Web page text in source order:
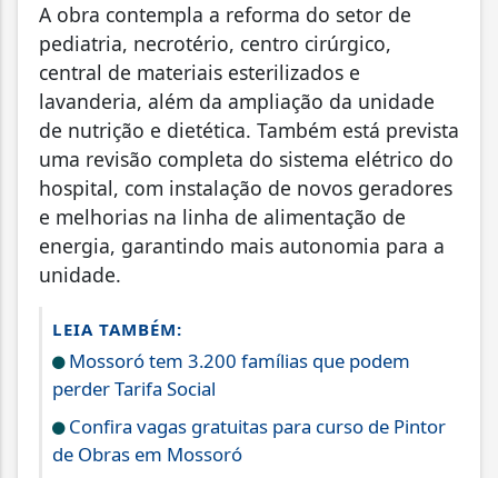
A obra contempla a reforma do setor de
pediatria, necrotério, centro cirúrgico,
central de materiais esterilizados e
lavanderia, além da ampliação da unidade
de nutrição e dietética. Também está prevista
uma revisão completa do sistema elétrico do
hospital, com instalação de novos geradores
e melhorias na linha de alimentação de
energia, garantindo mais autonomia para a
unidade.
LEIA TAMBÉM:
Mossoró tem 3.200 famílias que podem
perder Tarifa Social
Confira vagas gratuitas para curso de Pintor
de Obras em Mossoró